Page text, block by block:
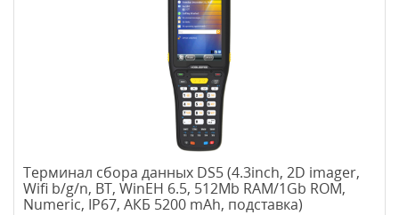
Терминал сбора данных DS5 (4.3inch, 2D imager,
Wifi b/g/n, BT, WinEH 6.5, 512Mb RAM/1Gb ROM,
Numeric, IP67, АКБ 5200 mAh, подставка)